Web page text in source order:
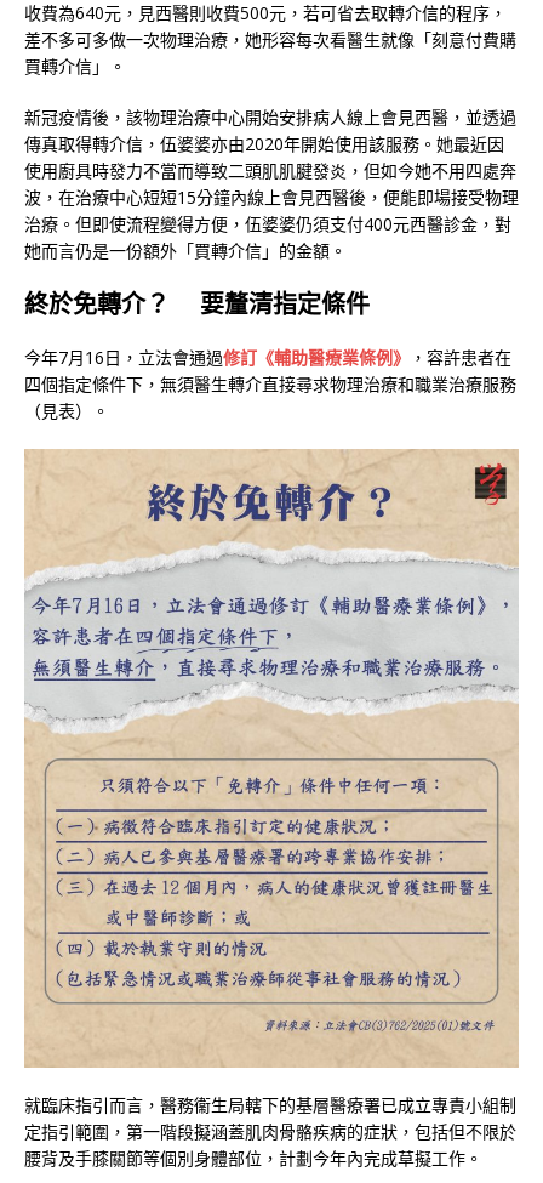
收費為640元，見西醫則收費500元，若可省去取轉介信的程序，
差不多可多做一次物理治療，她形容每次看醫生就像「刻意付費購
買轉介信」。
新冠疫情後，該物理治療中心開始安排病人線上會見西醫，並透過
傳真取得轉介信，伍婆婆亦由2020年開始使用該服務。她最近因
使用廚具時發力不當而導致二頭肌肌腱發炎，但如今她不用四處奔
波，在治療中心短短15分鐘內線上會見西醫後，便能即場接受物理
治療。但即使流程變得方便，伍婆婆仍須支付400元西醫診金，對
她而言仍是一份額外「買轉介信」的金額。
終於免轉介？ 要釐清指定條件
今年7月16日，立法會通過修訂《輔助醫療業條例》
，容許患者在
四個指定條件下，無須醫生轉介直接尋求物理治療和職業治療服務
（見表）。
就臨床指引而言，醫務衞生局轄下的基層醫療署已成立專責小組制
定指引範圍，第一階段擬涵蓋肌肉骨骼疾病的症狀，包括但不限於
腰背及手膝關節等個別身體部位，計劃今年內完成草擬工作。